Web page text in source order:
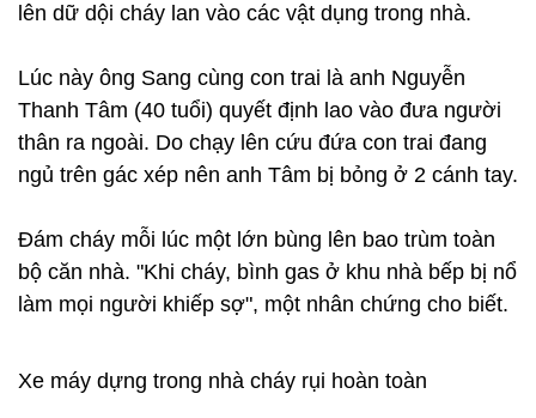
lên dữ dội cháy lan vào các vật dụng trong nhà.
Lúc này ông Sang cùng con trai là anh Nguyễn
Thanh Tâm (40 tuổi) quyết định lao vào đưa người
thân ra ngoài. Do chạy lên cứu đứa con trai đang
ngủ trên gác xép nên anh Tâm bị bỏng ở 2 cánh tay.
Đám cháy mỗi lúc một lớn bùng lên bao trùm toàn
bộ căn nhà. "Khi cháy, bình gas ở khu nhà bếp bị nổ
làm mọi người khiếp sợ", một nhân chứng cho biết.
Xe máy dựng trong nhà cháy rụi hoàn toàn